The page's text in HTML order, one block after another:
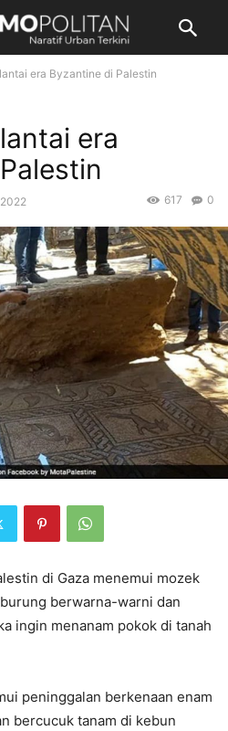
era Byzantine di Palestin
era
0
617
di Gaza menemui mozek
berwarna-warni dan
ingin menanam pokok di tanah
peninggalan berkenaan enam
bercucuk tanam di kebun